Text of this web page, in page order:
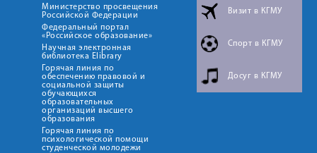
Министерство просвещения
Российской Федерации
Федеральный портал
«Российское образование»
Научная электронная
библиотека Elibrary
Горячая линия по
обеспечению правовой и
социальной защиты
обучающихся
образовательных
организаций высшего
образования
Горячая линия по
психологической помощи
студенческой молодежи
Визит в КГМУ
Спорт в КГМУ
Досуг в КГМУ